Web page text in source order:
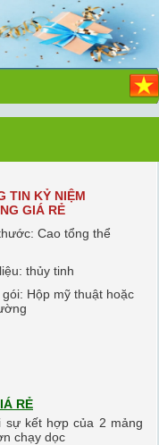
TIN KỶ NIỆM
GIÁ RẺ
Cao tổng thể
thủy tinh
Hộp mỹ thuật hoặc
RẺ
sự kết hợp của 2 mảng
chạy dọc